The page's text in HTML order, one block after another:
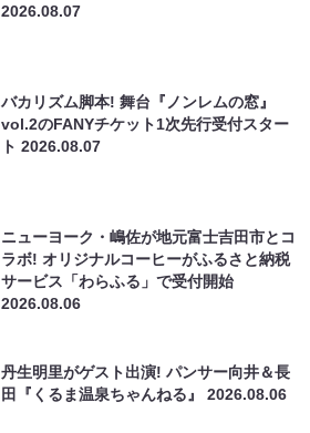
2026.08.07
バカリズム脚本! 舞台『ノンレムの窓』
vol.2のFANYチケット1次先行受付スター
ト2026.08.07
ニューヨーク・嶋佐が地元富士吉田市とコ
ラボ! オリジナルコーヒーがふるさと納税
サービス「わらふる」で受付開始
2026.08.06
丹生明里がゲスト出演! パンサー向井＆長
田『くるま温泉ちゃんねる』2026.08.06